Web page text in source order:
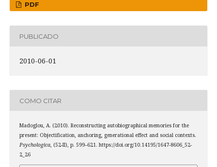
PDF
PUBLICADO
2010-06-01
COMO CITAR
Madoglou, A. (2010). Reconstructing autobiographical memories for the
present: Objectification, anchoring, generational effect and social contexts.
Psychologica, (52-II), p. 599–621. https://doi.org/10.14195/1647-8606_52-
2_26